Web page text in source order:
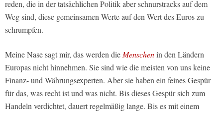
reden, die in der tatsächlichen Politik aber schnurstracks auf dem
Weg sind, diese gemeinsamen Werte auf den Wert des Euros zu
schrumpfen.
Meine Nase sagt mir, das werden die Menschenin den Ländern
Europas nicht hinnehmen. Sie sind wie die meisten von uns keine
Finanz- und Währungsexperten. Aber sie haben ein feines Gespür
für das, was recht ist und was nicht. Bis dieses Gespür sich zum
Handeln verdichtet, dauert regelmäßig lange. Bis es mit einem